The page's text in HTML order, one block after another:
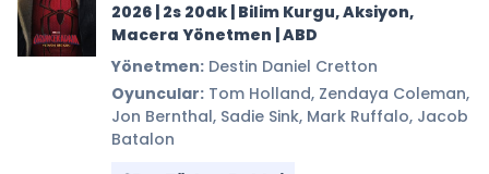
2026 | 2s 20dk | Bilim Kurgu, Aksiyon,
Macera Yönetmen | ABD
Yönetmen: Destin Daniel Cretton
Oyuncular: Tom Holland, Zendaya Coleman,
Jon Bernthal, Sadie Sink, Mark Ruffalo, Jacob
Batalon